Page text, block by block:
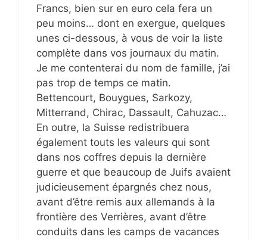
Francs, bien sur en euro cela fera un
peu moins… dont en exergue, quelques
unes ci-dessous, à vous de voir la liste
complète dans vos journaux du matin.
Je me contenterai du nom de famille, j’ai
pas trop de temps ce matin.
Bettencourt, Bouygues, Sarkozy,
Mitterrand, Chirac, Dassault, Cahuzac…
En outre, la Suisse redistribuera
également touts les valeurs qui sont
dans nos coffres depuis la dernière
guerre et que beaucoup de Juifs avaient
judicieusement épargnés chez nous,
avant d’être remis aux allemands à la
frontière des Verrières, avant d’être
conduits dans les camps de vacances